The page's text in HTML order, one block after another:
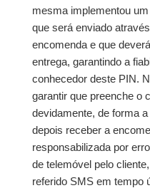
mesma implementou
que será enviado
encomenda e que
entrega, garantindo a
conhecedor deste PIN.
garantir que preenche o
devidamente, de forma
depois receber a
responsabilizada por
de telemóvel pelo
referido SMS em tempo